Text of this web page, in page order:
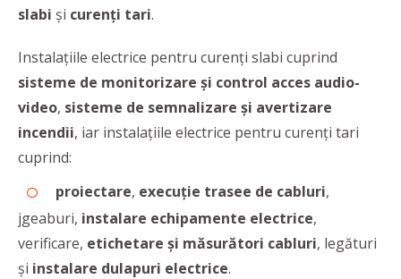
slabi şi curenţi tari.
Instalaţiile electrice pentru curenţi slabi cuprind
sisteme de monitorizare şi control acces audio-
video, sisteme de semnalizare şi avertizare
incendii, iar instalaţiile electrice pentru curenţi tari
cuprind:
proiectare, execuţie trasee de cabluri,
jgeaburi, instalare echipamente electrice,
verificare, etichetare şi măsurători cabluri, legături
şi instalare dulapuri electrice.